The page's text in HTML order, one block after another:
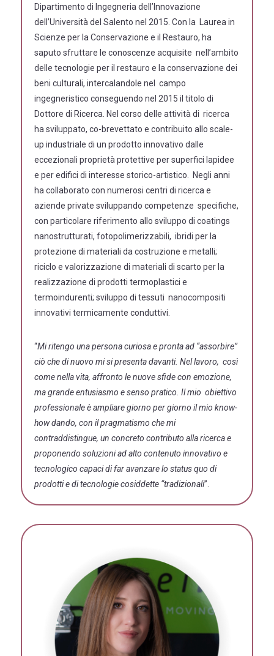
Dipartimento di Ingegneria dell’Innovazione
dell’Università del Salento nel 2015. Con la Laurea in
Scienze per la Conservazione e il Restauro, ha
saputo sfruttare le conoscenze acquisite nell’ambito
delle tecnologie per il restauro e la conservazione dei
beni culturali, intercalandole nel campo
ingegneristico conseguendo nel 2015 il titolo di
Dottore di Ricerca. Nel corso delle attività di ricerca
ha sviluppato, co-brevettato e contribuito allo scale-
up industriale di un prodotto innovativo dalle
eccezionali proprietà protettive per superfici lapidee
e per edifici di interesse storico-artistico. Negli anni
ha collaborato con numerosi centri di ricerca e
aziende private sviluppando competenze specifiche,
con particolare riferimento allo sviluppo di coatings
nanostrutturati, fotopolimerizzabili, ibridi per la
protezione di materiali da costruzione e metalli;
riciclo e valorizzazione di materiali di scarto per la
realizzazione di prodotti termoplastici e
termoindurenti; sviluppo di tessuti nanocompositi
innovativi termicamente conduttivi.
“Mi ritengo una persona curiosa e pronta ad “assorbire”
ciò che di nuovo mi si presenta davanti. Nel lavoro, così
come nella vita, affronto le nuove sfide con emozione,
ma grande entusiasmo e senso pratico. Il mio obiettivo
professionale è ampliare giorno per giorno il mio know-
how dando, con il pragmatismo che mi
contraddistingue, un concreto contributo alla ricerca e
proponendo soluzioni ad alto contenuto innovativo e
tecnologico capaci di far avanzare lo status quo di
prodotti e di tecnologie cosiddette “tradizionali”.